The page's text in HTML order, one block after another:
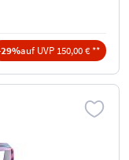
auf UVP 150,00 € **